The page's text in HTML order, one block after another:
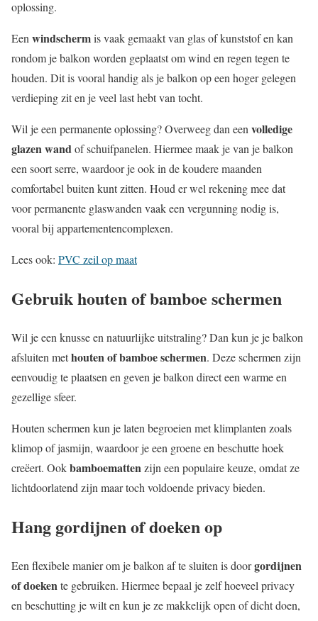
oplossing.
Een windschermis vaak gemaakt van glas of kunststof en kan
rondom je balkon worden geplaatst om wind en regen tegen te
houden. Dit is vooral handig als je balkon op een hoger gelegen
verdieping zit en je veel last hebt van tocht.
Wil je een permanente oplossing? Overweeg dan een volledige
glazen wandof schuifpanelen. Hiermee maak je van je balkon
een soort serre, waardoor je ook in de koudere maanden
comfortabel buiten kunt zitten. Houd er wel rekening mee dat
voor permanente glaswanden vaak een vergunning nodig is,
vooral bij appartementencomplexen.
Lees ook: PVC zeil op maat
Gebruik houten of bamboe schermen
Wil je een knusse en natuurlijke uitstraling? Dan kun je je balkon
afsluiten methouten of bamboe schermen. Deze schermen zijn
eenvoudig te plaatsen en geven je balkon direct een warme en
gezellige sfeer.
Houten schermen kun je laten begroeien met klimplanten zoals
klimop of jasmijn, waardoor je een groene en beschutte hoek
creëert. Ookbamboemattenzijn een populaire keuze, omdat ze
lichtdoorlatend zijn maar toch voldoende privacy bieden.
Hang gordijnen of doeken op
Een flexibele manier om je balkon af te sluiten is doorgordijnen
of doeken te gebruiken. Hiermee bepaal je zelf hoeveel privacy
en beschutting je wilt en kun je ze makkelijk open of dicht doen,